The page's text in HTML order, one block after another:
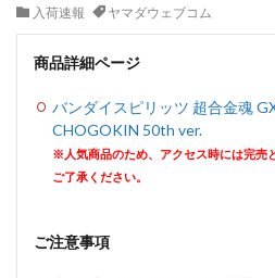
入荷速報
ヤマダウェブコム
商品詳細ページ
バンダイスピリッツ 超合金魂
CHOGOKIN 50th ver.
※人気商品のため、アクセス時には完売
ご了承ください。
ご注意事項